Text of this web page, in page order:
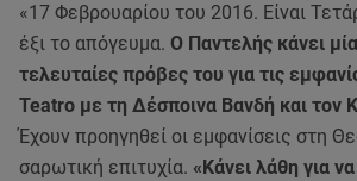
«17 Φεβρουαρίου του 2016. Είναι
έξι το απόγευμα. Ο Παντελής κάνει
τελευταίες πρόβες του για τις
Teatro με τη Δέσποινα Βανδή και
Έχουν προηγηθεί οι εμφανίσεις στη
σαρωτική επιτυχία. «Κάνει λάθη για